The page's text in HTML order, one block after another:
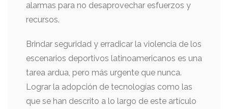
alarmas para no desaprovechar esfuerzos y
recursos.
Brindar seguridad y erradicar la violencia de los
escenarios deportivos latinoamericanos es una
tarea ardua, pero más urgente que nunca.
Lograr la adopción de tecnologías como las
que se han descrito a lo largo de este artículo